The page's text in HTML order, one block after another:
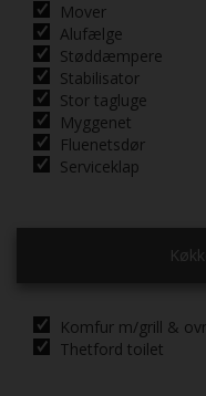
Mover
Alufælge
Støddæmpere
Stabilisator
Stor tagluge
Myggenet
Fluenetsdør
Serviceklap
Komfur m/grill &
Thetford toilet